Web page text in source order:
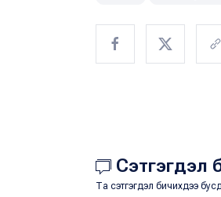
Сэтгэгдэл
Та сэтгэгдэл бичихдээ